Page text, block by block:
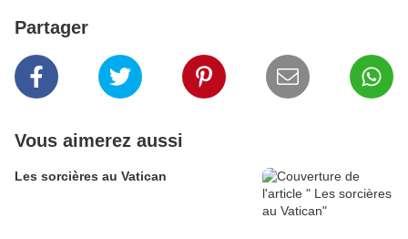
Partager
Vous aimerez aussi
Les sorcières au Vatican